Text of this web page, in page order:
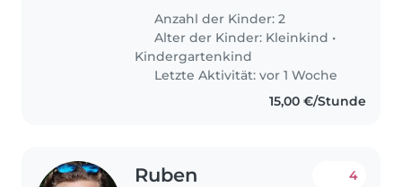
encantan realizar muchas
actividades diferentes, son
curiosos, aprenden fácilmente, y..
Anzahl der Kinder: 2
Alter der Kinder: Kleinkind •
Kindergartenkind
Letzte Aktivität: vor 1 Woche
15,00 €/Stunde
Ruben 4